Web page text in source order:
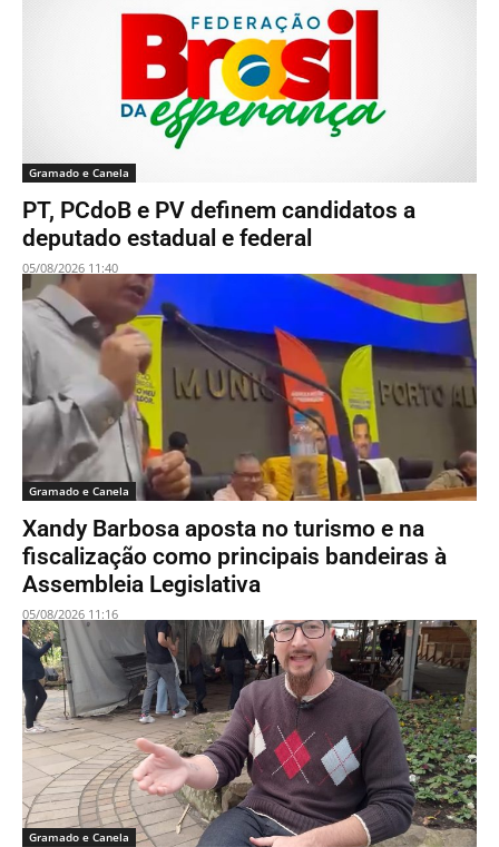
Gramado e Canela
PT, PCdoB e PV definem candidatos a
deputado estadual e federal
05/08/2026 11:40
Gramado e Canela
Xandy Barbosa aposta no turismo e na
fiscalização como principais bandeiras à
Assembleia Legislativa
05/08/2026 11:16
Gramado e Canela